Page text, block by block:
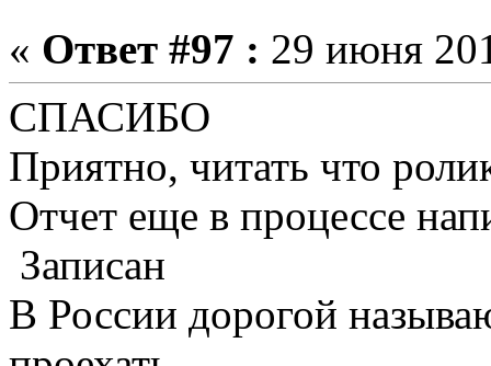
« Ответ #97 : 29 июня
СПАСИБО
Приятно, читать что
Отчет еще в процессе
Записан
В России дорогой